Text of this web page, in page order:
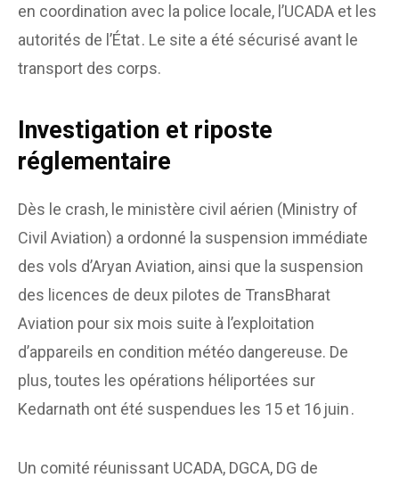
en coordination avec la police locale, l’UCADA et les
autorités de l’État . Le site a été sécurisé avant le
transport des corps.
Investigation et riposte
réglementaire
Dès le crash, le ministère civil aérien (Ministry of
Civil Aviation) a ordonné la suspension immédiate
des vols d’Aryan Aviation, ainsi que la suspension
des licences de deux pilotes de TransBharat
Aviation pour six mois suite à l’exploitation
d’appareils en condition météo dangereuse. De
plus, toutes les opérations héliportées sur
Kedarnath ont été suspendues les 15 et 16 juin .
Un comité réunissant UCADA, DGCA, DG de